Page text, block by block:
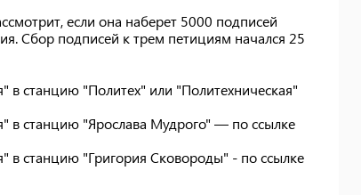
если она наберет 5000 подписей
Сбор подписей к трем петициям начался 25
станцию "Политех" или "Политехническая"
в станцию "Ярослава Мудрого" — по ссылке
в станцию "Григория Сковороды" - по ссылке